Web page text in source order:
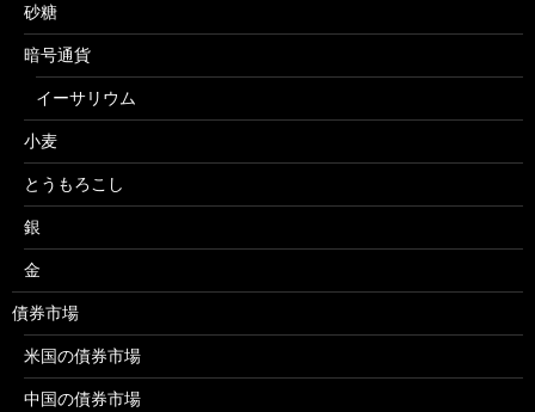
砂糖
暗号通貨
イーサリウム
小麦
とうもろこし
銀
金
債券市場
米国の債券市場
中国の債券市場